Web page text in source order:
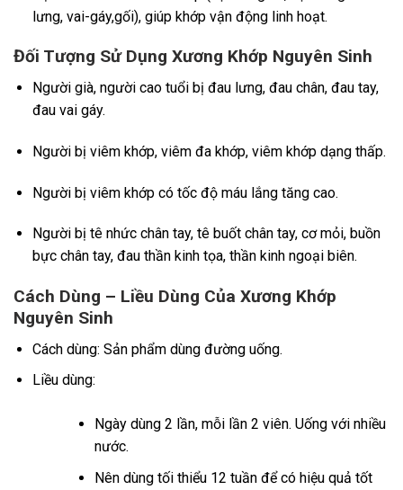
lưng, vai-gáy,gối), giúp khớp vận động linh hoạt.
Đối Tượng Sử Dụng Xương Khớp Nguyên Sinh
Người già, người cao tuổi bị đau lưng, đau chân, đau tay,
đau vai gáy.
Người bị viêm khớp, viêm đa khớp, viêm khớp dạng thấp.
Người bị viêm khớp có tốc độ máu lắng tăng cao.
Người bị tê nhức chân tay, tê buốt chân tay, cơ mỏi, buồn
bực chân tay, đau thần kinh tọa, thần kinh ngoại biên.
Cách Dùng – Liều Dùng Của Xương Khớp
Nguyên Sinh
Cách dùng: Sản phẩm dùng đường uống.
Liều dùng:
Ngày dùng 2 lần, mỗi lần 2 viên. Uống với nhiều
nước.
Nên dùng tối thiểu 12 tuần để có hiệu quả tốt